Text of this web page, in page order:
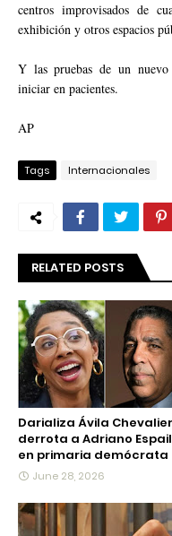
centros improvisados de
exhibición y otros espacios
Y las pruebas de un nuevo
iniciar en pacientes.
AP
Tags Internacionales
RELATED POSTS
Darializa Ávila Chevalier
derrota a Adriano
en primaria demócrata
June 28, 2026